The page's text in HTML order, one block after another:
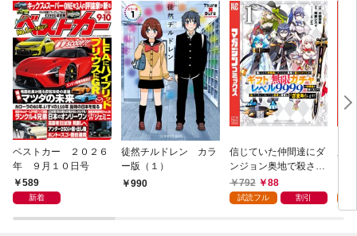
ベストカー ２０２６
年 ９月１０日号
589
新着
徒然チルドレン カラ
ー版（１）
990
信じていた仲間達にダ
ンジョン奥地で殺され
かけたがギフト『無限
ガチャ』でレベル９９
792 88
試読フル 割引